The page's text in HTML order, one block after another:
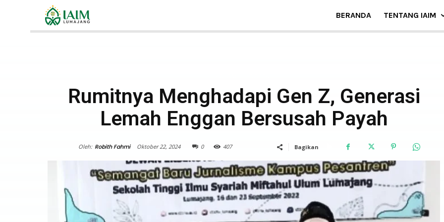
BERANDA TENTANG IAIM
Rumitnya Menghadapi Gen Z, Generasi
Lemah Enggan Bersusah Payah
Oleh: Robith Fahmi Oktober 22, 2024 0 407 Bagikan